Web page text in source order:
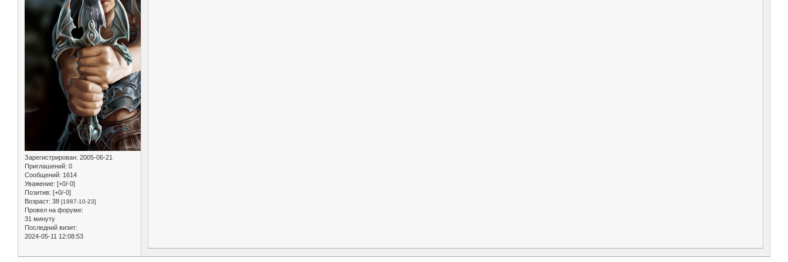
Зарегистрирован: 2005-06-21
Приглашений: 0
Сообщений: 1614
Уважение: [+0/-0]
Позитив: [+0/-0]
Возраст: 38 [1987-10-23]
Провел на форуме:
31 минуту
Последний визит:
2024-05-11 12:08:53